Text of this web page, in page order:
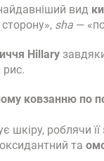
вид
sha —
Hillary
рис.
ковзанню по
шкіру, роблячи її
та